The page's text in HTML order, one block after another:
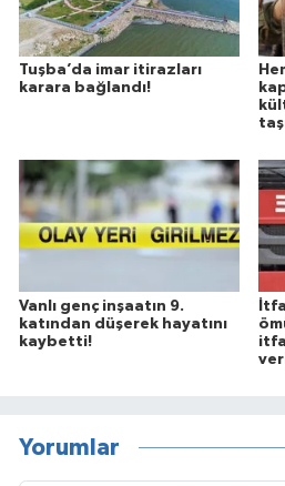
Tuşba’da imar itirazları
karara bağlandı!
Vanlı genç inşaatın 9.
katından düşerek hayatını
kaybetti!
Yorumlar